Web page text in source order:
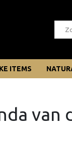
ITEMS